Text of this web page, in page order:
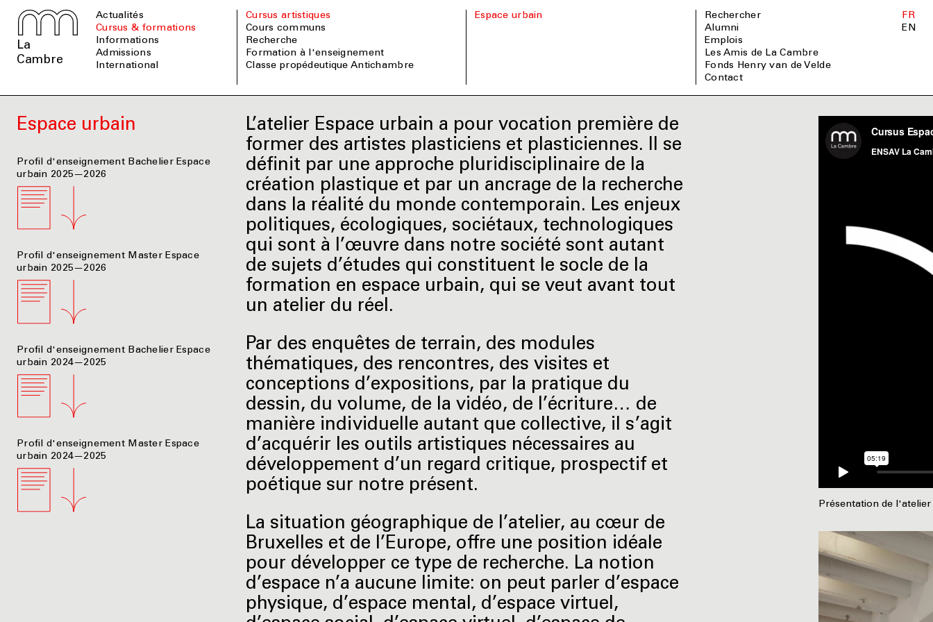
La
Cambre
Actualités
Cursus & formations
informations
admissions
international
Cursus artistiques
Cours communs
Recherche
Formation à l'enseignement
Classe propédeutique Antichambre
Espace urbain
Rechercher
Alumni
Emplois
Les Amis de La Cambre
Fonds Henry van de Velde
Contact
FR
EN
Espace urbain
Profil d'enseignement Bachelier Espace
urbain 2025—2026
Profil d'enseignement Master Espace
urbain 2025—2026
Profil d'enseignement Bachelier Espace
urbain 2024—2025
Profil d'enseignement Master Espace
urbain 2024—2025
L’atelier Espace urbain a pour vocation première de
former des artistes plasticiens et plasticiennes. Il se
définit par une approche pluridisciplinaire de la
création plastique et par un ancrage de la recherche
dans la réalité du monde contemporain. Les enjeux
politiques, écologiques, sociétaux, technologiques
qui sont à l’œuvre dans notre société sont autant
de sujets d’études qui constituent le socle de la
formation en espace urbain, qui se veut avant tout
un atelier du réel.
Par des enquêtes de terrain, des modules
thématiques, des rencontres, des visites et
conceptions d’expositions, par la pratique du
dessin, du volume, de la vidéo, de l’écriture… de
manière individuelle autant que collective, il s’agit
d’acquérir les outils artistiques nécessaires au
développement d’un regard critique, prospectif et
poétique sur notre présent.
La situation géographique de l’atelier, au cœur de
Bruxelles et de l’Europe, offre une position idéale
pour développer ce type de recherche. La notion
d’espace n’a aucune limite: on peut parler d’espace
physique, d’espace mental, d’espace virtuel,
Présentation de l'atelier